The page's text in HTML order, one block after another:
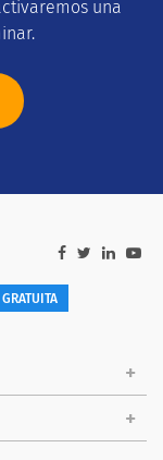
una